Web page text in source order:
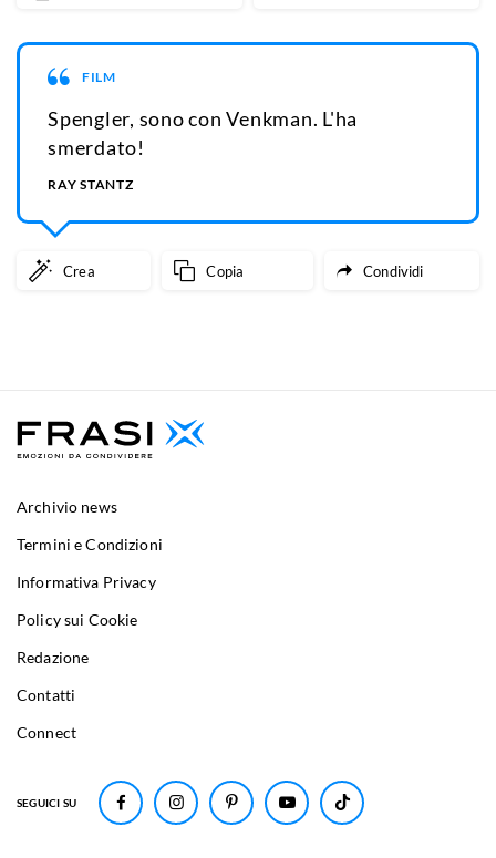
FILM
Spengler, sono con Venkman. L'ha
smerdato!
RAY STANTZ
Crea Copia Condividi
SEGUICI SU
Archivio news
Termini e Condizioni
Informativa Privacy
Policy sui Cookie
Redazione
Contatti
Connect